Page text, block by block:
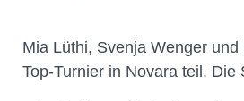
Mia Lüthi, Svenja Wenger
Top-Turnier in Novara teil.